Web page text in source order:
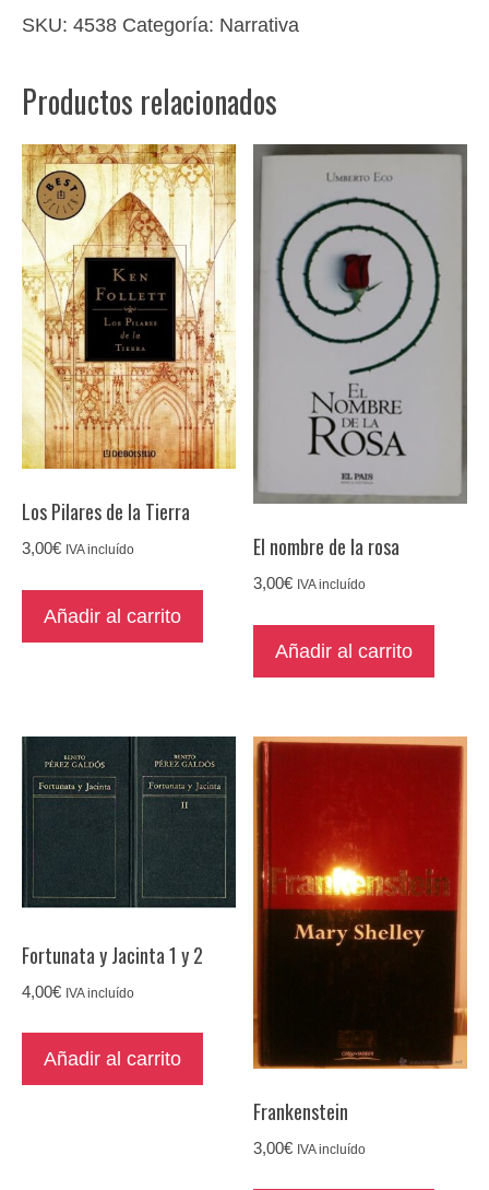
SKU: 4538 Categoría: Narrativa
Productos relacionados
Los Pilares de la Tierra
3,00€ IVA incluído
Añadir al carrito
El nombre de la rosa
3,00€ IVA incluído
Añadir al carrito
Fortunata y Jacinta 1 y 2
4,00€ IVA incluído
Añadir al carrito
Frankenstein
3,00€ IVA incluído